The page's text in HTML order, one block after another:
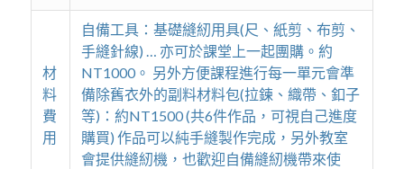
材
料
費
用
自備工具：基礎縫紉用具(尺、紙剪、布剪、
手縫針線) … 亦可於課堂上一起團購。約
NT1000。 另外方便課程進行每一單元會準
備除舊衣外的副料材料包(拉鍊、織帶、釦子
等)：約NT1500 (共6件作品，可視自己進度
購買) 作品可以純手縫製作完成，另外教室
會提供縫紉機，也歡迎自備縫紉機帶來使